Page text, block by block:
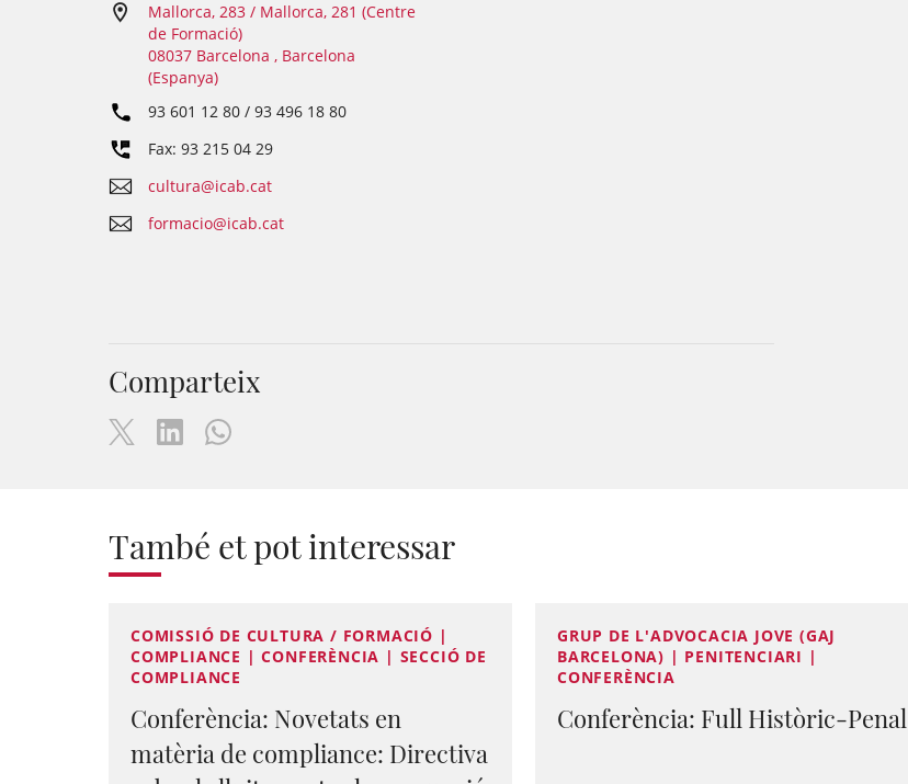
Mallorca, 283 / Mallorca, 281 (Centre
de Formació)
08037 Barcelona , Barcelona
(Espanya)
93 601 12 80 / 93 496 18 80
Fax: 93 215 04 29
cultura@icab.cat
formacio@icab.cat
Comparteix
També et pot interessar
COMISSIÓ DE CULTURA / FORMACIÓ |
COMPLIANCE | CONFERÈNCIA | SECCIÓ DE
COMPLIANCE
Conferència: Novetats en
matèria de compliance: Directiva
GRUP DE L'ADVOCACIA JOVE (GAJ
BARCELONA) | PENITENCIARI |
CONFERÈNCIA
Conferència: Full Històric-Penal